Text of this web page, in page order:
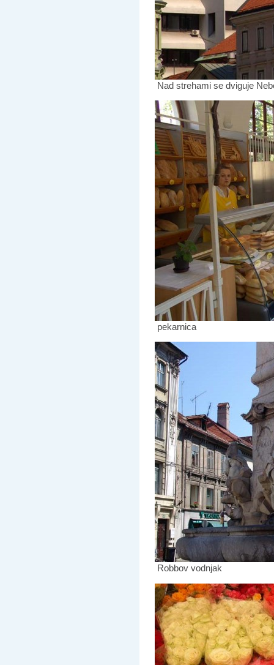
Nad strehami se dviguje
pekarnica
Robbov vodnjak